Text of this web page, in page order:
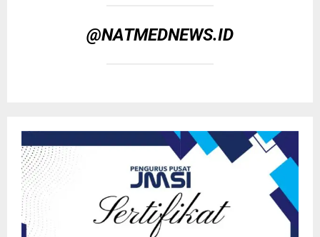
@NATMEDNEWS.ID